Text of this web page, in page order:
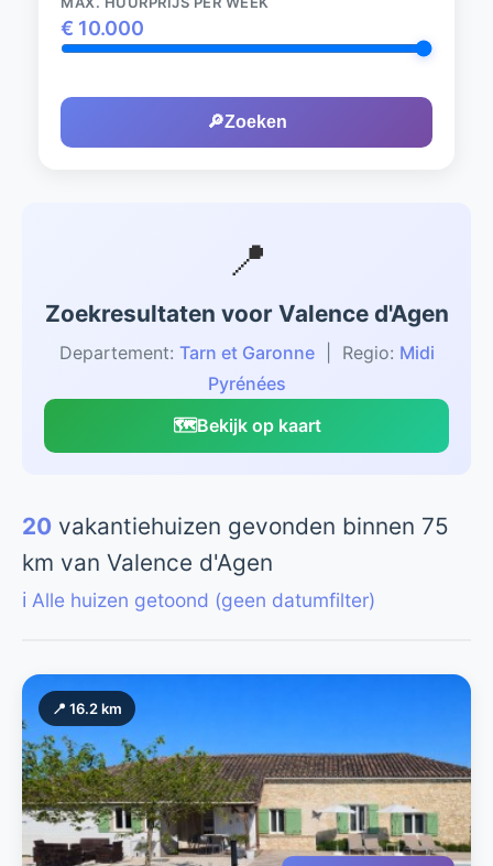
€ 10.000
🔎Zoeken
📍
Zoekresultaten voor Valence d'Agen
Departement: Tarn et Garonne| Regio: Midi
Pyrénées
🗺️Bekijk op kaart
20 vakantiehuizen gevonden binnen 75
km van Valence d'Agen
ℹ️ Alle huizen getoond (geen datumfilter)
📍 16.2 km